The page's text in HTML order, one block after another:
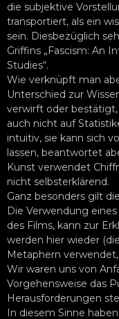
die subjektive
transportiert, als ein
sein. Diesbezüglich
Griffins „Fascism: An
Studies“.
Wie verknüpft man
Unterschied zur
verwirft oder
auch nicht auf
intuitiv, sie kann sich
lassen, beantwortet
Kunst verwendet
nicht selbsterklärend.
Ganz besonders gilt
Die Verwendung
des Films, kann zur
werden hier wieder
Metaphern
Wir waren uns von
Vorgehensweise das
Herausforderungen
In diesem Sinne